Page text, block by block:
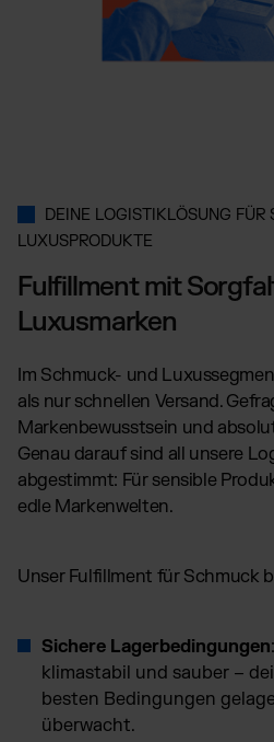
Amazon Fulfillment -
TikTok Fulfillment
Otto Fulfillment
Magento Fulfillment
PrestaShop Fulfillment
Strato Fulfillment
Alle Integrationen anzeigen
DEINE LOGISTIKLÖSUNG
LUXUSPRODUKTE
Fulfillment mit
Luxusmarken
Im Schmuck- und
als nur schnellen Versand.
Markenbewusstsein und
Genau darauf sind all unsere
abgestimmt: Für sensible
edle Markenwelten.
Unser Fulfillment für Schmuck
Sichere Lagerbedingungen
klimastabil und sauber –
besten Bedingungen
überwacht.